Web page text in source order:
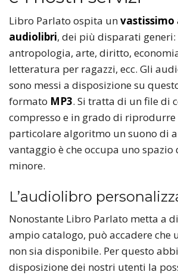
Libro Parlato ospita unvastissimo
audiolibri, dei più disparati
antropologia, arte, diritto,
letteratura per ragazzi, ecc. Gli
sono messi a disposizione su
formato MP3. Si tratta di un file di
compresso e in grado di
particolare algoritmo un suono di
vantaggio è che occupa uno spazio
minore.
L’audiolibro
Nonostante Libro Parlato metta a
ampio catalogo, può accadere che
non sia disponibile. Per questo
disposizione dei nostri utenti la